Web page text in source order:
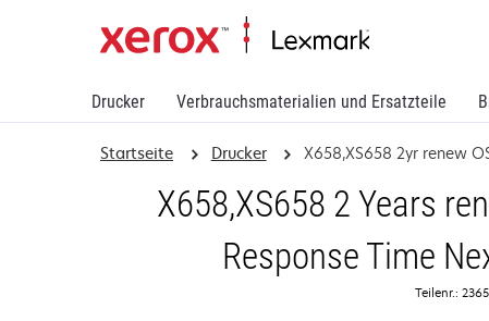
Drucker Verbrauchsmaterialien und Ersatzteile
Startseite Drucker X658,XS658 2yr renew
X658,XS658 2 Years
Response Time
Teilenr.: